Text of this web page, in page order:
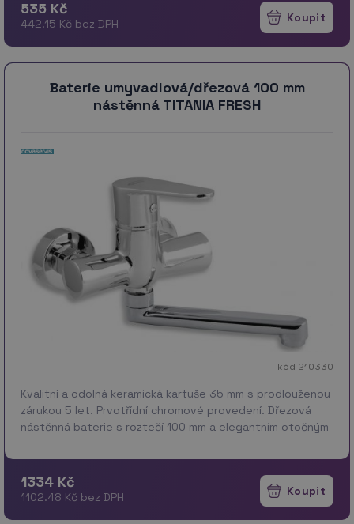
535 Kč
442.15 Kč bez DPH
Baterie umyvadlová/dřezová 100 mm
nástěnná TITANIA FRESH
kód 210330
Kvalitní a odolná keramická kartuše 35 mm s prodlouženou
zárukou 5 let. Prvotřídní chromové provedení. Dřezová
nástěnná baterie s roztečí 100 mm a elegantním otočným
1334 Kč
1102.48 Kč bez DPH